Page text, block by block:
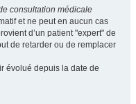
consultation médicale
et ne peut en aucun cas
d’un patient "expert" de
de retarder ou de remplacer
évolué depuis la date de